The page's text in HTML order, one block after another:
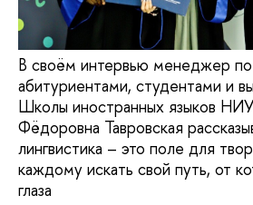
В своём интервью менеджер
абитуриентами, студентами и
Школы иностранных языков
Фёдоровна Тавровская
лингвистика – это поле для
каждому искать свой путь, от
глаза